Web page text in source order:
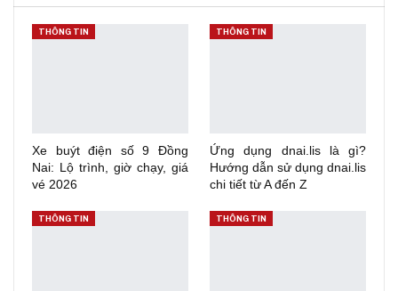
THÔNG TIN
Xe buýt điện số 9 Đồng
Nai: Lộ trình, giờ chạy, giá
vé 2026
THÔNG TIN
Ứng dụng dnai.lis là gì?
Hướng dẫn sử dụng dnai.lis
chi tiết từ A đến Z
THÔNG TIN THÔNG TIN